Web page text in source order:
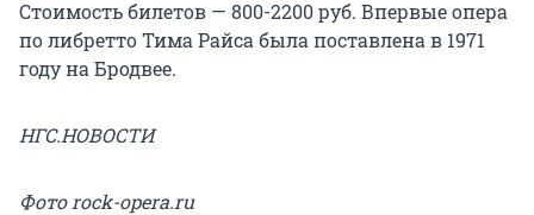
Стоимость билетов — 800-2200 руб. Впервые опера
по либретто Тима Райса была поставлена в 1971
году на Бродвее.
НГС.НОВОСТИ
Фото rock-opera.ru